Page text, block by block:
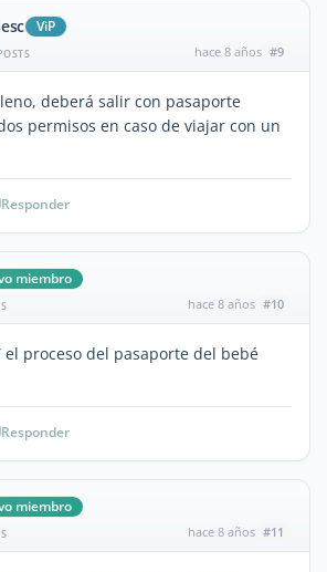
ViP
hace 8 años #9
deberá salir con pasaporte
permisos en caso de viajar con un
Responder
miembro
hace 8 años #10
el proceso del pasaporte del bebé
Responder
miembro
hace 8 años #11